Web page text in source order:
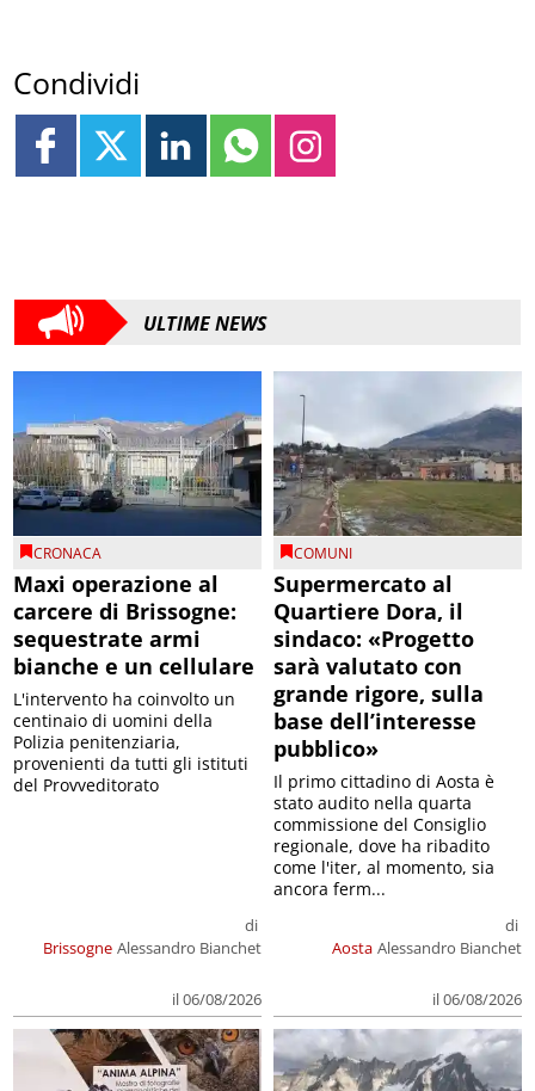
Condividi
ULTIME NEWS
CRONACA
Maxi operazione al
carcere di Brissogne:
sequestrate armi
bianche e un cellulare
Brissogne
di
Alessandro Bianchet
il 06/08/2026
L'intervento ha coinvolto un
centinaio di uomini della
Polizia penitenziaria,
provenienti da tutti gli istituti
del Provveditorato
COMUNI
Supermercato al
Quartiere Dora, il
sindaco: «Progetto
sarà valutato con
grande rigore, sulla
base dell’interesse
pubblico»
Aosta
di
Alessandro Bianchet
il 06/08/2026
Il primo cittadino di Aosta è
stato audito nella quarta
commissione del Consiglio
regionale, dove ha ribadito
come l'iter, al momento, sia
ancora ferm...